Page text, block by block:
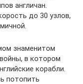
англичан.
до 30 узлов,
знаменитом
в котором
корабли.
потопить